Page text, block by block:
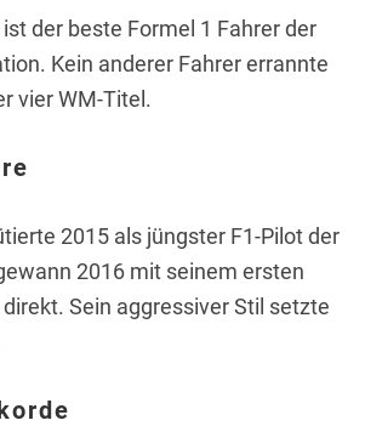
ist der beste Formel 1 Fahrer der
Kein anderer Fahrer errannte
vier WM-Titel.
2015 als jüngster F1-Pilot der
2016 mit seinem ersten
direkt. Sein aggressiver Stil setzte